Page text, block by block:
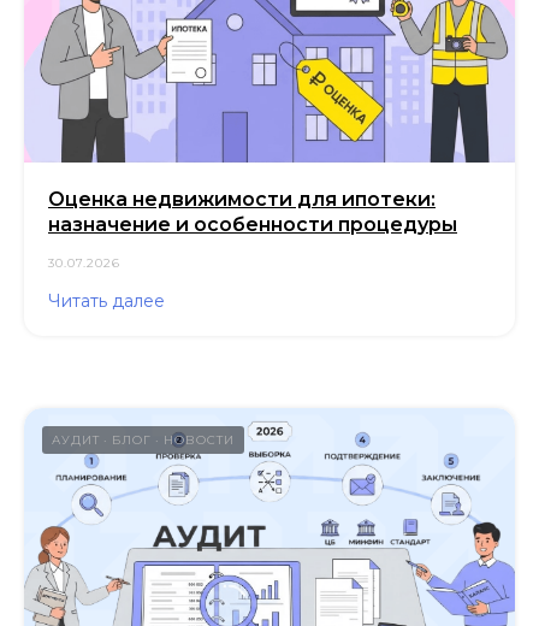
Оценка недвижимости для ипотеки:
назначение и особенности процедуры
30.07.2026
Читать далее
АУДИТ БЛОГ НОВОСТИ
Прайс
Отзывы
Оплата
Награды
Выполненные проекты
Условия использования
Политика обработки персональных данных
ОГРН 1187847032780 / ИНН 7814719982
© ООО «Экспертные решения», 2019—2026